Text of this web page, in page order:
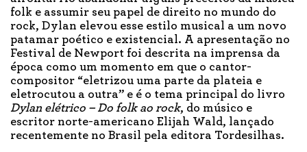
folk e assumir seu papel de direito no mundo do
rock, Dylan elevou esse estilo musical a um novo
patamar poético e existencial. A apresentação no
Festival de Newport foi descrita na imprensa da
época como um momento em que o cantor-
compositor “eletrizou uma parte da plateia e
eletrocutou a outra” e é o tema principal do livro
Dylan elétrico – Do folk ao rock, do músico e
escritor norte-americano Elijah Wald, lançado
recentemente no Brasil pela editora Tordesilhas.